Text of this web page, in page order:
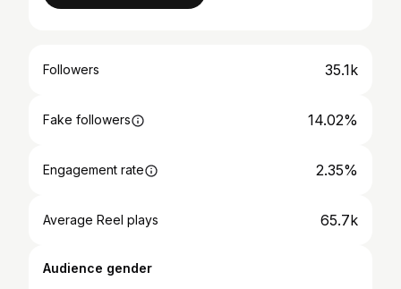
Followers 35.1k
Fake followers 14.02%
Engagement rate 2.35%
Average Reel plays 65.7k
Audience gender